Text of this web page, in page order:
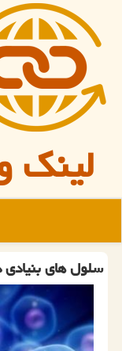
لینک
سلول های بنیادی